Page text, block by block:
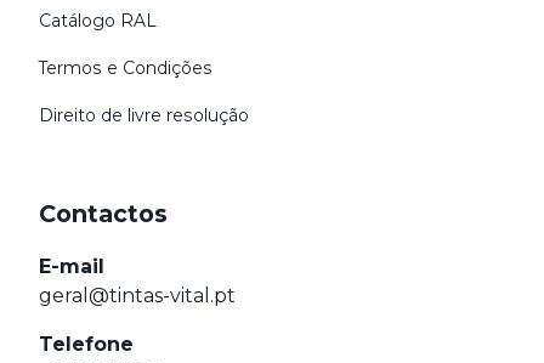
Catálogo RAL
Termos e Condições
Direito de livre resolução
Contactos
E-mail
geral@tintas-vital.pt
Telefone